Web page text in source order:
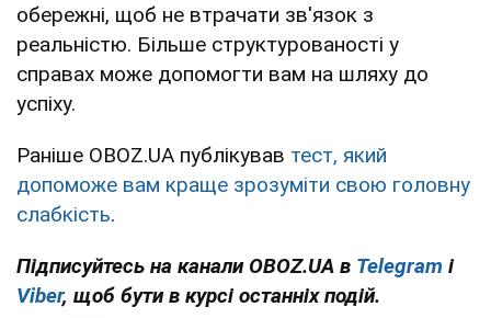
обережні, щоб не втрачати зв'язок з
реальністю. Більше структурованості у
справах може допомогти вам на шляху до
успіху.
Раніше OBOZ.UA публікував тест, який
допоможе вам краще зрозуміти свою головну
слабкість.
Підписуйтесь на канали OBOZ.UA в Telegram і
Viber, щоб бути в курсі останніх подій.